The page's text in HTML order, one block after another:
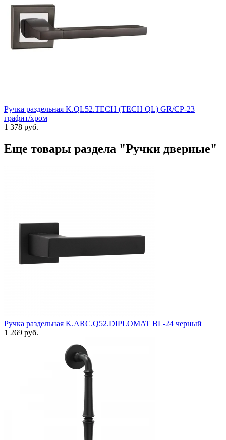
Ручка раздельная K.QL52.TECH (TECH QL) GR/CP-23
графит/хром
1 378 руб.
Еще товары раздела "Ручки дверные"
Ручка раздельная K.ARC.Q52.DIPLOMAT BL-24 черный
1 269 руб.